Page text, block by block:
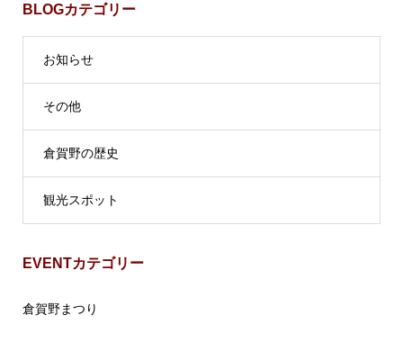
BLOGカテゴリー
お知らせ
その他
倉賀野の歴史
観光スポット
EVENTカテゴリー
倉賀野まつり